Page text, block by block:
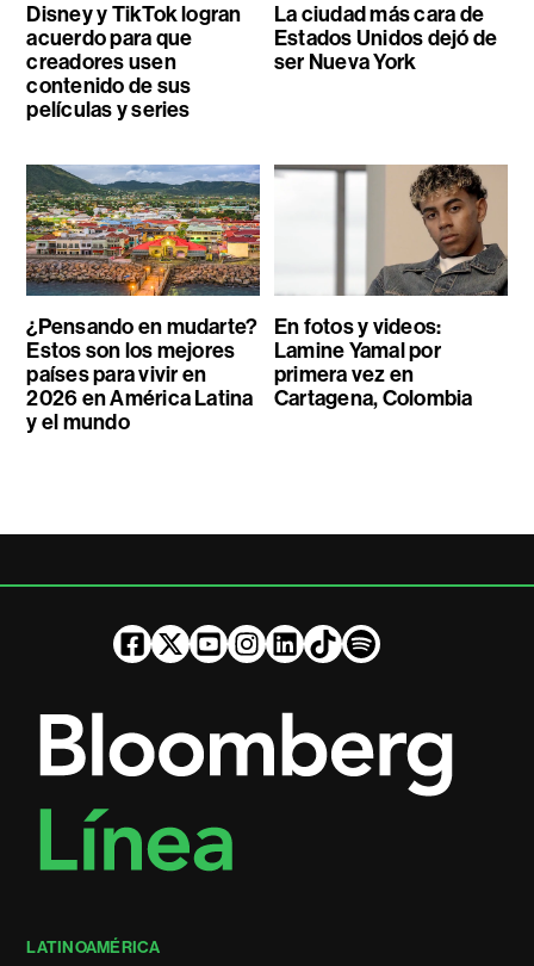
Disney y TikTok logran
acuerdo para que
creadores usen
contenido de sus
películas y series
La ciudad más cara de
Estados Unidos dejó de
ser Nueva York
¿Pensando en mudarte?
Estos son los mejores
países para vivir en
2026 en América Latina
y el mundo
En fotos y videos:
Lamine Yamal por
primera vez en
Cartagena, Colombia
LATINOAMÉRICA